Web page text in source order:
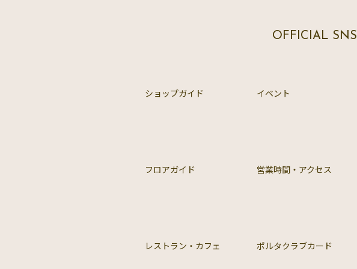
OFFICIAL SNS
ショップガイド イベント
フロアガイド 営業時間・アクセス
レストラン・カフェ ポルタクラブカード